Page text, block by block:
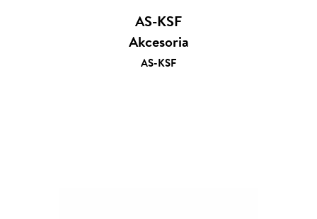
AS-KSF
Akcesoria
AS-KSF